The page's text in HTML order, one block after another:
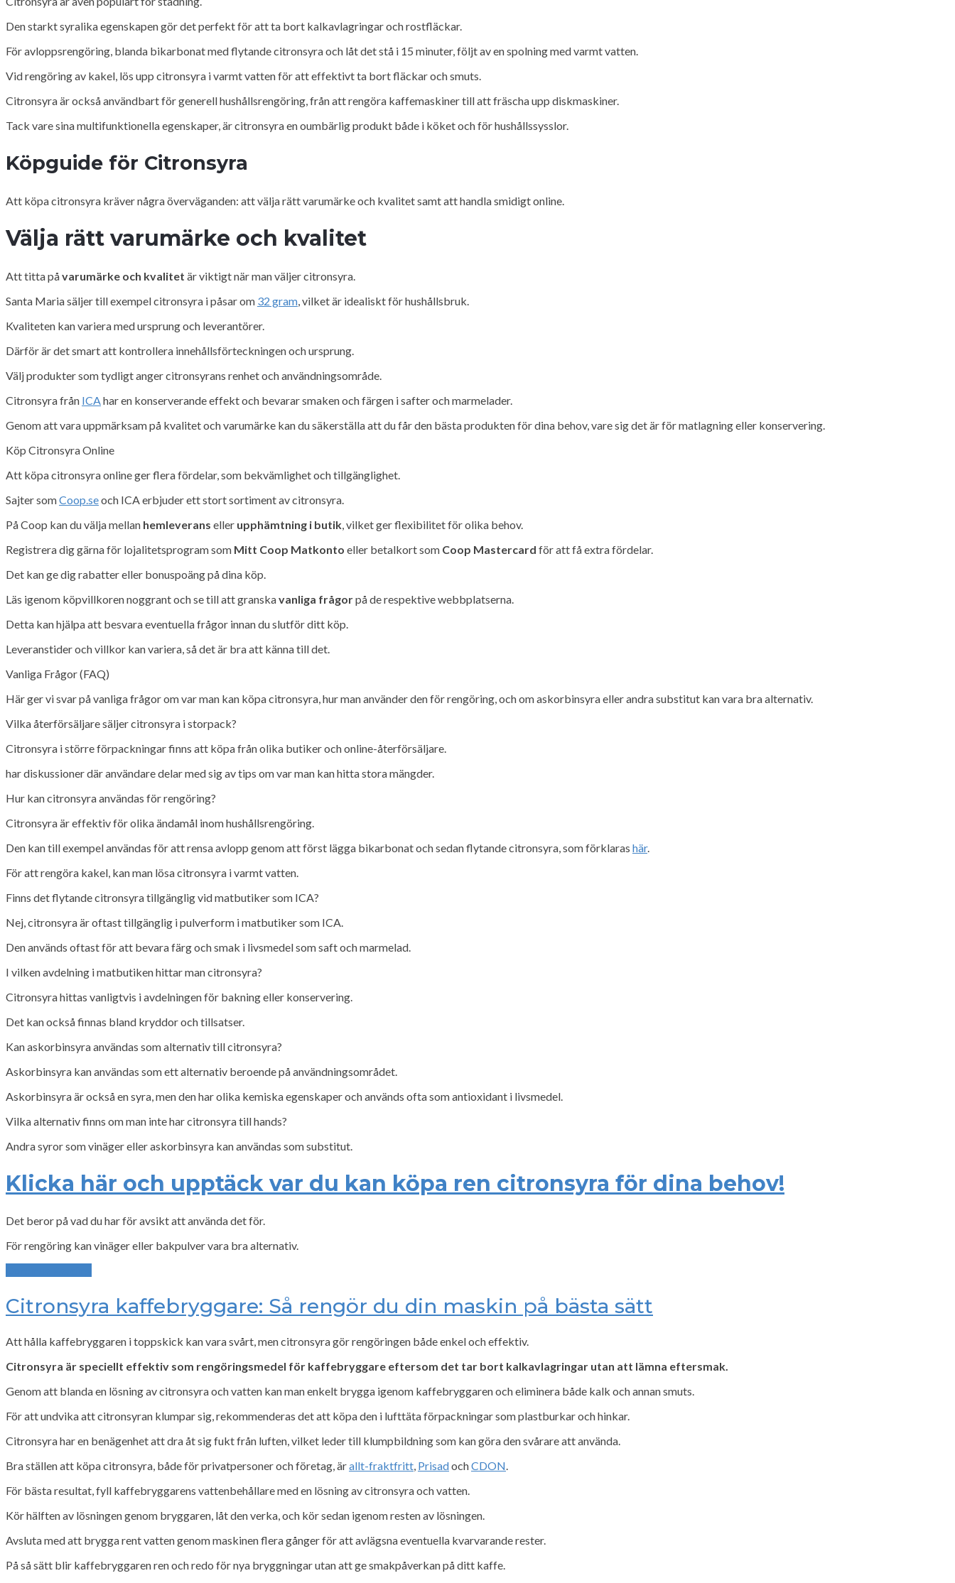
Den starkt syralika egenskapen gör det perfekt för att ta bort kalkavlagringar och rostfläckar.
För avloppsrengöring, blanda bikarbonat med flytande citronsyra och låt det stå i 15 minuter, följt av en spolning med varmt vatten.
Vid rengöring av kakel, lös upp citronsyra i varmt vatten för att effektivt ta bort fläckar och smuts.
Citronsyra är också användbart för generell hushållsrengöring, från att rengöra kaffemaskiner till att fräscha upp diskmaskiner.
Tack vare sina multifunktionella egenskaper, är citronsyra en oumbärlig produkt både i köket och för hushållssysslor.
Köpguide för Citronsyra
Att köpa citronsyra kräver några överväganden: att välja rätt varumärke och kvalitet samt att handla smidigt online.
Välja rätt varumärke och kvalitet
Att titta påvarumärke och kvalitet är viktigt när man väljer citronsyra.
Santa Maria säljer till exempel citronsyra i påsar om 32 gram , vilket är idealiskt för hushållsbruk.
Kvaliteten kan variera med ursprung och leverantörer.
Därför är det smart att kontrollera innehållsförteckningen och ursprung.
Välj produkter som tydligt anger citronsyrans renhet och användningsområde.
Citronsyra från ICA har en konserverande effekt och bevarar smaken och färgen i safter och marmelader.
Genom att vara uppmärksam på kvalitet och varumärke kan du säkerställa att du får den bästa produkten för dina behov, vare sig det är för matlagning eller konservering.
Köp Citronsyra Online
Att köpa citronsyra online ger flera fördelar, som bekvämlighet och tillgänglighet.
Sajter somCoop.seoch ICA erbjuder ett stort sortiment av citronsyra.
På Coop kan du välja mellan hemleverans eller upphämtning i butik , vilket ger flexibilitet för olika behov.
Registrera dig gärna för lojalitetsprogram som Mitt Coop Matkonto eller betalkort som Coop Mastercard för att få extra fördelar.
Det kan ge dig rabatter eller bonuspoäng på dina köp.
Läs igenom köpvillkoren noggrant och se till att granskavanliga frågorpå de respektive webbplatserna.
Detta kan hjälpa att besvara eventuella frågor innan du slutför ditt köp.
Leveranstider och villkor kan variera, så det är bra att känna till det.
Vanliga Frågor (FAQ)
Här ger vi svar på vanliga frågor om var man kan köpa citronsyra, hur man använder den för rengöring, och om askorbinsyra eller andra substitut kan vara bra alternativ.
Vilka återförsäljare säljer citronsyra i storpack?
Citronsyra i större förpackningar finns att köpa från olika butiker och online-återförsäljare.
har diskussioner där användare delar med sig av tips om var man kan hitta stora mängder.
Hur kan citronsyra användas för rengöring?
Citronsyra är effektiv för olika ändamål inom hushållsrengöring.
Den kan till exempel användas för att rensa avlopp genom att först lägga bikarbonat och sedan flytande citronsyra, som förklaras här.
För att rengöra kakel, kan man lösa citronsyra i varmt vatten.
Finns det flytande citronsyra tillgänglig vid matbutiker som ICA?
Nej, citronsyra är oftast tillgänglig i pulverform i matbutiker som ICA.
Den används oftast för att bevara färg och smak i livsmedel som saft och marmelad.
I vilken avdelning i matbutiken hittar man citronsyra?
Citronsyra hittas vanligtvis i avdelningen för bakning eller konservering.
Det kan också finnas bland kryddor och tillsatser.
Kan askorbinsyra användas som alternativ till citronsyra?
Askorbinsyra kan användas som ett alternativ beroende på användningsområdet.
Askorbinsyra är också en syra, men den har olika kemiska egenskaper och används ofta som antioxidant i livsmedel.
Vilka alternativ finns om man inte har citronsyra till hands?
Andra syror som vinäger eller askorbinsyra kan användas som substitut.
Klicka här och upptäck var du kan köpa ren citronsyra för dina behov!
Det beror på vad du har för avsikt att använda det för.
För rengöring kan vinäger eller bakpulver vara bra alternativ.
Citronsyra kaffebryggare: Så rengör du din maskin på bästa sätt
Att hålla kaffebryggaren i toppskick kan vara svårt, men citronsyra gör rengöringen både enkel och effektiv.
Citronsyra är speciellt effektiv som rengöringsmedel för kaffebryggare eftersom det tar bort kalkavlagringar utan att lämna eftersmak.
Genom att blanda en lösning av citronsyra och vatten kan man enkelt brygga igenom kaffebryggaren och eliminera både kalk och annan smuts.
För att undvika att citronsyran klumpar sig, rekommenderas det att köpa den i lufttäta förpackningar som plastburkar och hinkar.
Citronsyra har en benägenhet att dra åt sig fukt från luften, vilket leder till klumpbildning som kan göra den svårare att använda.
Bra ställen att köpa citronsyra, både för privatpersoner och företag, ärallt-fraktfritt, PrisadochCDON.
För bästa resultat, fyll kaffebryggarens vattenbehållare med en lösning av citronsyra och vatten.
Kör hälften av lösningen genom bryggaren, låt den verka, och kör sedan igenom resten av lösningen.
Avsluta med att brygga rent vatten genom maskinen flera gånger för att avlägsna eventuella kvarvarande rester.
På så sätt blir kaffebryggaren ren och redo för nya bryggningar utan att ge smakpåverkan på ditt kaffe.